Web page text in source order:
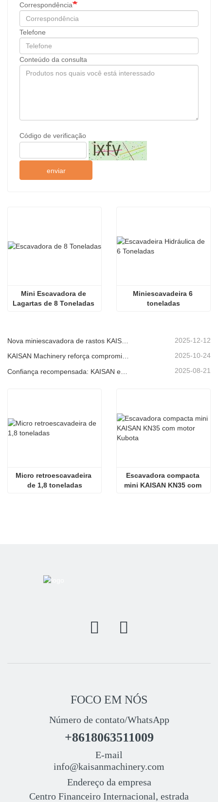
Correspondência
Telefone
Conteúdo da consulta
Código de verificação
enviar
Mini Escavadora de
Lagartas de 8 Toneladas
Miniescavadeira 6
toneladas
2025-12-12
KAISAN Machinery reforça compromisso de suporte global com missão técnica proativa em 2025-10-24
2025-08-21
Micro retroescavadeira
de 1,8 toneladas
Escavadora compacta
mini KAISAN KN35 com
FOCO EM NÓS
Número de contato/WhatsApp
+8618063511009
E-mail
info@kaisanmachinery.com
Endereço da empresa
Centro Financeiro Internacional, estrada